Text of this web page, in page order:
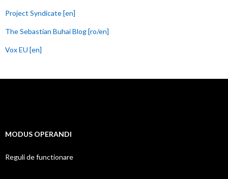
Project Syndicate [en]
The Sebastian Buhai Blog [ro/en]
Vox EU [en]
MODUS OPERANDI
Reguli de functionare